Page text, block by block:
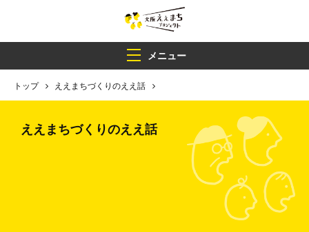
メニュー
トップ ええまちづくりのええ話
ええまちづくりのええ話